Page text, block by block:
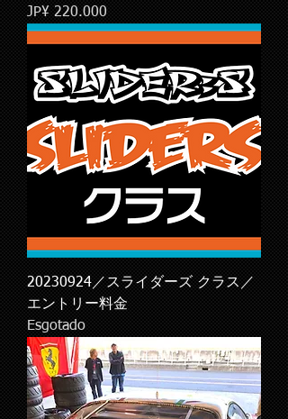
Preço
JP¥ 220.000
20230924／スライダーズ クラス／
エントリー料金
Esgotado